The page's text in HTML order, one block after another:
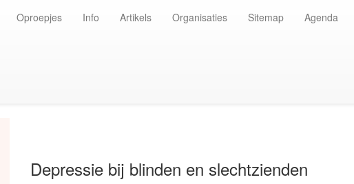
Oproepjes Info Artikels Organisaties Sitemap Agenda
Depressie bij blinden en slechtzienden